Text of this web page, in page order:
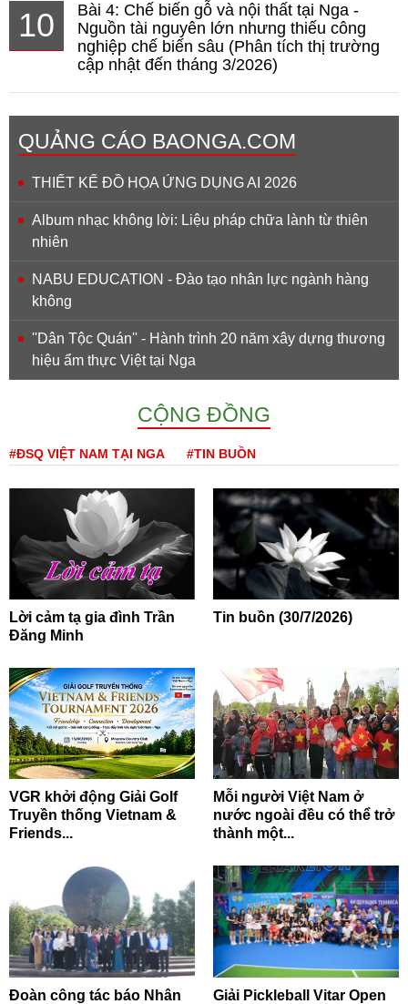
10
Bài 4: Chế biến gỗ và nội thất tại Nga -
Nguồn tài nguyên lớn nhưng thiếu công
nghiệp chế biến sâu (Phân tích thị trường
cập nhật đến tháng 3/2026)
QUẢNG CÁO BAONGA.COM
THIẾT KẾ ĐỒ HỌA ỨNG DỤNG AI 2026
Album nhạc không lời: Liệu pháp chữa lành từ thiên
nhiên
NABU EDUCATION - Đào tạo nhân lực ngành hàng
không
''Dân Tộc Quán'' - Hành trình 20 năm xây dựng thương
hiệu ẩm thực Việt tại Nga
CỘNG ĐỒNG
#ĐSQ VIỆT NAM TẠI NGA #TIN BUỒN
Lời cảm tạ gia đình Trần
Đăng Minh
Tin buồn (30/7/2026)
VGR khởi động Giải Golf
Truyền thống Vietnam &
Friends...
Mỗi người Việt Nam ở
nước ngoài đều có thể trở
thành một...
Đoàn công tác báo Nhân
Giải Pickleball Vitar Open